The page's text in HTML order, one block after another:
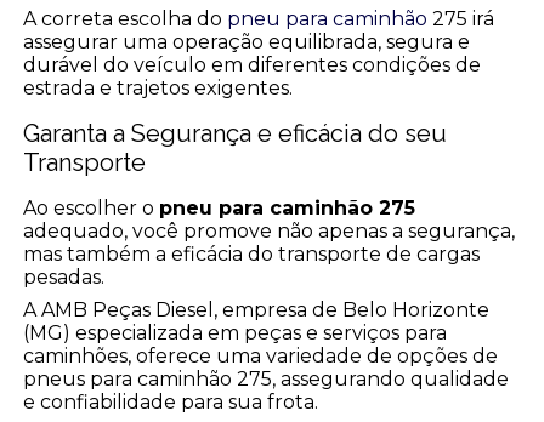
A correta escolha do pneu para caminhão 275 irá
assegurar uma operação equilibrada, segura e
durável do veículo em diferentes condições de
estrada e trajetos exigentes.
Garanta a Segurança e eficácia do seu
Transporte
Ao escolher o pneu para caminhão 275
adequado, você promove não apenas a segurança,
mas também a eficácia do transporte de cargas
pesadas.
A AMB Peças Diesel, empresa de Belo Horizonte
(MG) especializada em peças e serviços para
caminhões, oferece uma variedade de opções de
pneus para caminhão 275, assegurando qualidade
e confiabilidade para sua frota.